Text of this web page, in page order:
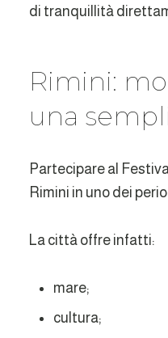
di tranquillità
Rimini:
una
Partecipare al
Rimini in uno dei
La città offre infatti:
mare;
cultura;